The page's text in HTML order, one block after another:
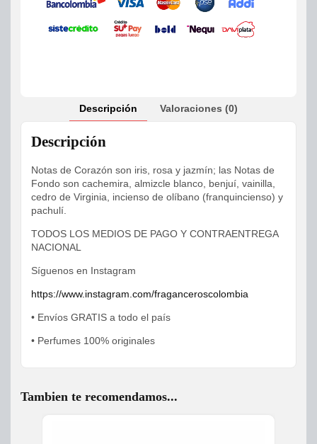
Descripción Valoraciones (0)
Descripción
Notas de Corazón son iris, rosa y jazmín; las Notas de
Fondo son cachemira, almizcle blanco, benjuí, vainilla,
cedro de Virginia, incienso de olíbano (franquincienso) y
pachulí.
TODOS LOS MEDIOS DE PAGO Y CONTRAENTREGA
NACIONAL
Síguenos en Instagram
https://www.instagram.com/fraganceroscolombia
• Envíos GRATIS a todo el país
• Perfumes 100% originales
Tambien te recomendamos...